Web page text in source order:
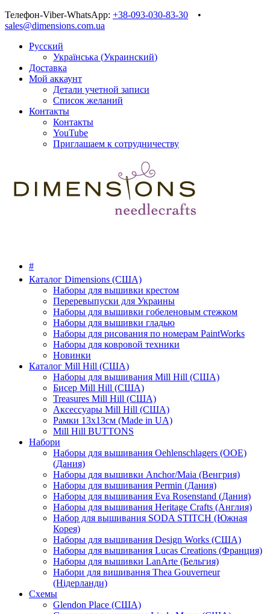
Телефон-Viber-WhatsApp: +38-093-030-83-30 •
sales@dimensions.com.ua
Русский
Українська (Украинский)
Доставка
Мой аккаунт
Детали учетной записи
Список желаний
Контакты
Контакты
YouTube
Приглашаем к сотрудничеству
#
Каталог Dimensions (США)
Наборы для вышивки крестом
Переревыпуски для Украины
Наборы для вышивки гобеленовым стежком
Наборы для вышивки гладью
Наборы для рисования по номерам PaintWorks
Наборы для ковровой техники
Новинки
Каталог Mill Hill (США)
Наборы для вышивания Mill Hill (США)
Бисер Mill Hill (США)
Treasures Mill Hill (США)
Аксессуары Mill Hill (США)
Рамки 13х13см (Made in UA)
Mill Hill BUTTONS
Набори
Наборы для вышивания Oehlenschlagers (OOE)
(Дания)
Наборы для вышивки Anchor/Maia (Венгрия)
Наборы для вышивания Permin (Дания)
Наборы для вышивания Eva Rosenstand (Дания)
Наборы для вышивания Heritage Crafts (Англия)
Набор для вышивания SODA STITCH (Южная
Корея)
Наборы для вышивания Design Works (США)
Наборы для вышивания Lucas Creations (Франция)
Наборы для вышивки LanArte (Бельгия)
Набори для вишивання Thea Gouverneur
(Нідерланди)
Схемы
Glendon Place (США)